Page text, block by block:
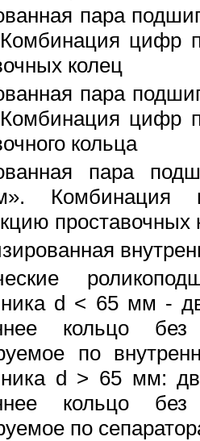
пара
цифр
колец
пара
цифр
кольца
пара
проставочных
d < 65 мм -
кольцо
по
d > 65 мм:
кольцо
по